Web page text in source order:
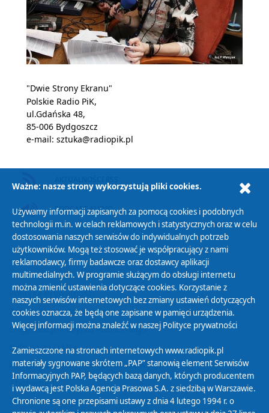
"Dwie Strony Ekranu"
Polskie Radio PiK,
ul.Gdańska 48,
85-006 Bydgoszcz
e-mail: sztuka@radiopik.pl
PODCAST AUDIO
Polityka Prywatności
Zasady korzystania z Serwisu
Organizacje Pożytku Publicznego
Cyfryzacja DAB+
Polityka ochrony danych osobowych
Abonament
Zamówienia publiczne
Ważne: nasze strony wykorzystują pliki cookies.
Używamy informacji zapisanych za pomocą cookies i podobnych
technologii m.in. w celach reklamowych i statystycznych oraz w celu
dostosowania naszych serwisów do indywidualnych potrzeb
użytkowników. Mogą też stosować je współpracujący z nami
reklamodawcy, firmy badawcze oraz dostawcy aplikacji
multimedialnych. W programie służącym do obsługi internetu
można zmienić ustawienia dotyczące cookies. Korzystanie z
naszych serwisów internetowych bez zmiany ustawień dotyczących
cookies oznacza, że będą one zapisane w pamięci urządzenia.
Więcej informacji można znaleźć w naszej Polityce prywatności
Zamieszczone na stronach internetowych www.radiopik.pl
materiały sygnowane skrótem „PAP” stanowią element Serwisów
Informacyjnych PAP, będących bazą danych, których producentem
i wydawcą jest Polska Agencja Prasowa S.A. z siedzibą w Warszawie.
Chronione są one przepisami ustawy z dnia 4 lutego 1994 r. o